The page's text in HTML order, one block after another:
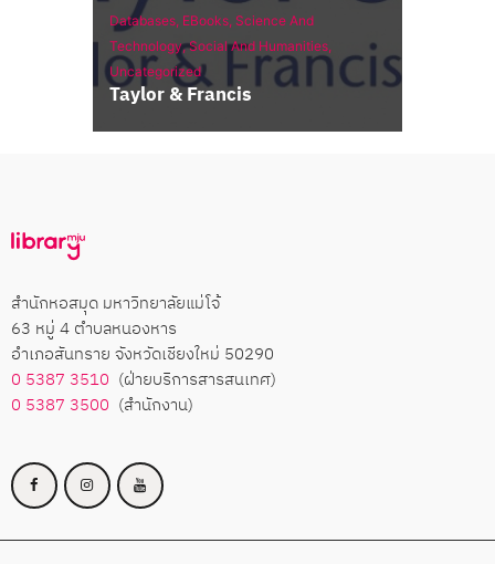
Databases, EBooks, Science And
Technology,Social And Humanities,
Uncategorized
Taylor & Francis
สำนักหอสมุด มหาวิทยาลัยแม่โจ้
63 หมู่ 4 ตำบลหนองหาร
อำเภอสันทราย จังหวัดเชียงใหม่ 50290
0 5387 3510 (ฝ่ายบริการสารสนเทศ)
0 5387 3500 (สำนักงาน)